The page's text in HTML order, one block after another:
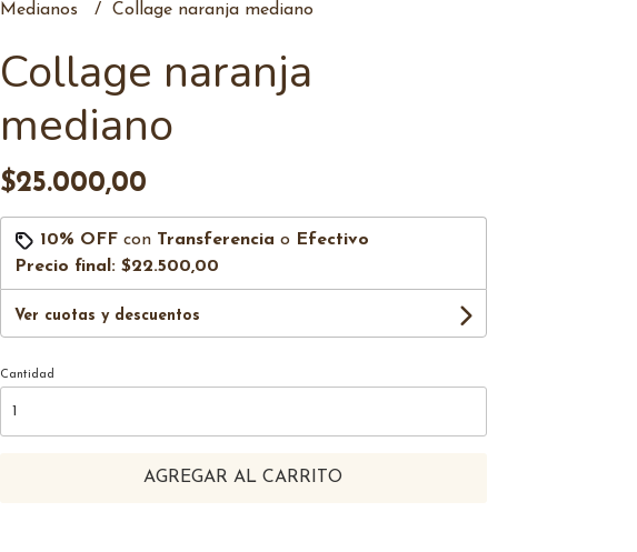
Medianos
Collage naranja mediano
Collage naranja
mediano
$25.000,00
10% OFFcon Transferencia o Efectivo
Precio final: $22.500,00
Ver cuotas y descuentos
Cantidad
AGREGAR AL CARRITO